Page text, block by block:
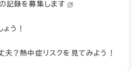
記録を募集します
う！
夫？熱中症リスクを見てみよう！